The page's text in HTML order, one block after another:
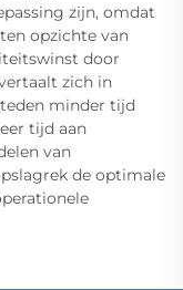
zijn, omdat
opzichte van
door
zich in
minder tijd
tijd aan
van
de optimale